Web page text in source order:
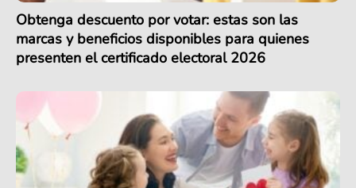
Obtenga descuento por votar: estas son las
marcas y beneficios disponibles para quienes
presenten el certificado electoral 2026